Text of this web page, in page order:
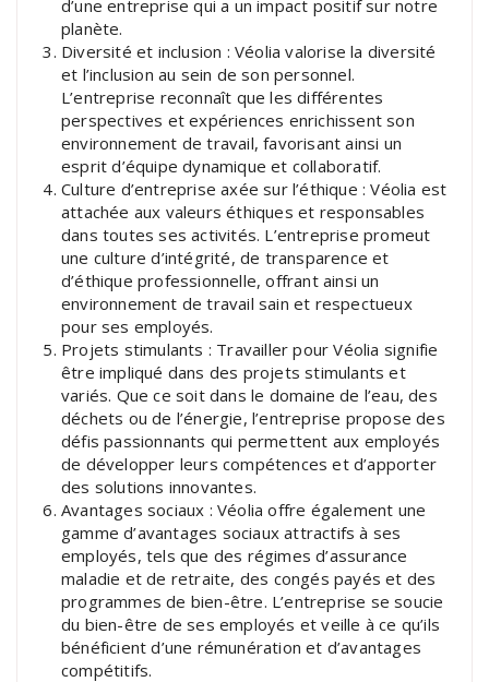
d’une entreprise qui a un impact positif sur notre
planète.
Diversité et inclusion : Véolia valorise la diversité
et l’inclusion au sein de son personnel.
L’entreprise reconnaît que les différentes
perspectives et expériences enrichissent son
environnement de travail, favorisant ainsi un
esprit d’équipe dynamique et collaboratif.
Culture d’entreprise axée sur l’éthique : Véolia est
attachée aux valeurs éthiques et responsables
dans toutes ses activités. L’entreprise promeut
une culture d’intégrité, de transparence et
d’éthique professionnelle, offrant ainsi un
environnement de travail sain et respectueux
pour ses employés.
Projets stimulants : Travailler pour Véolia signifie
être impliqué dans des projets stimulants et
variés. Que ce soit dans le domaine de l’eau, des
déchets ou de l’énergie, l’entreprise propose des
défis passionnants qui permettent aux employés
de développer leurs compétences et d’apporter
des solutions innovantes.
Avantages sociaux : Véolia offre également une
gamme d’avantages sociaux attractifs à ses
employés, tels que des régimes d’assurance
maladie et de retraite, des congés payés et des
programmes de bien-être. L’entreprise se soucie
du bien-être de ses employés et veille à ce qu’ils
bénéficient d’une rémunération et d’avantages
compétitifs.